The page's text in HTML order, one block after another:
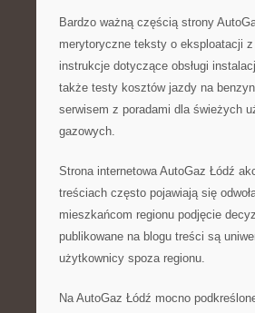
Bardzo ważną częścią strony
merytoryczne teksty o eksploatacji
instrukcje dotyczące obsługi
także testy kosztów jazdy na
serwisem z poradami dla świeżych
gazowych.
Strona internetowa AutoGaz Łódź
treściach często pojawiają się
mieszkańcom regionu podjęcie
publikowane na blogu treści są
użytkownicy spoza regionu.
Na AutoGaz Łódź mocno